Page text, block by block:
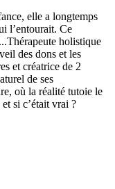
elle a longtemps
l’entourait. Ce
holistique
des dons et les
et créatrice de 2
de ses
où la réalité tutoie le
si c’était vrai ?